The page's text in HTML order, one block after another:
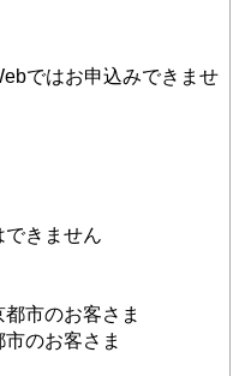
ではお申込みできませ
きません
市のお客さま
のお客さま